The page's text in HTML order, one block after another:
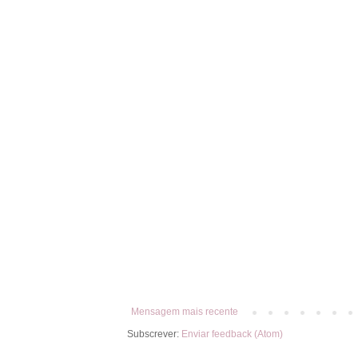
Mensagem mais recente
Subscrever: Enviar feedback (Atom)